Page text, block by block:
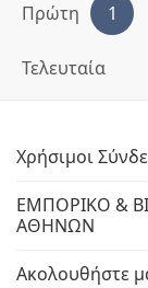
Πρώτη 1
Τελευταία
Χρήσιμοι
ΕΜΠΟΡΙΚΟ &
ΑΘΗΝΩΝ
Ακολουθήστε